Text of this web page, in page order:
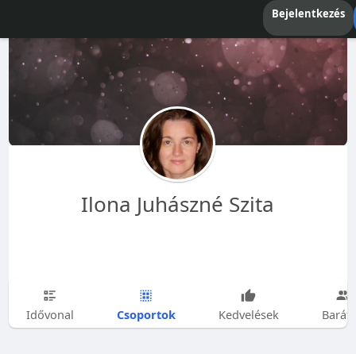
Bejelentkezés
Ilona Juhászné Szita
Idővonal Csoportok Kedvelések